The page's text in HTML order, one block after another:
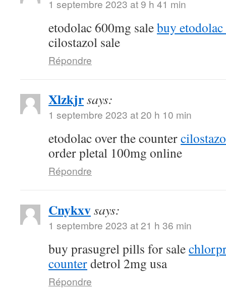
1 septembre 2023 at 9 h 41 min
etodolac 600mg salebuy
cilostazol sale
Répondre
Xlzkjrsays:
1 septembre 2023 at 20 h 10 min
etodolac over the counter
order pletal 100mg online
Répondre
Cnykxvsays:
1 septembre 2023 at 21 h 36 min
buy prasugrel pills for sale
counterdetrol 2mg usa
Répondre